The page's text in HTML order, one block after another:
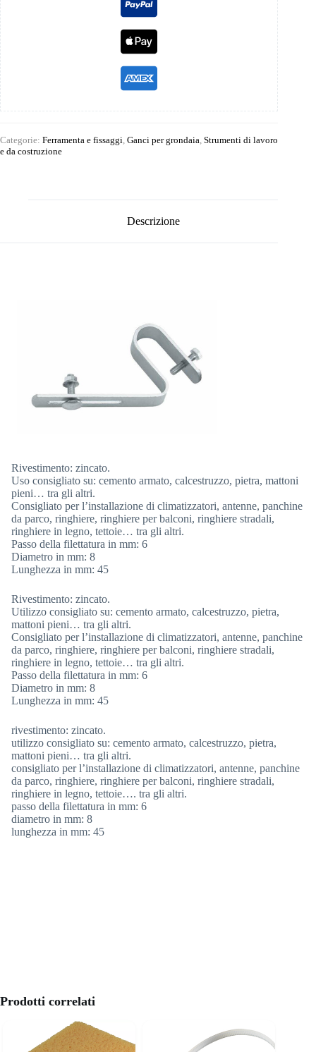
Categorie: Ferramenta e fissaggi, Ganci per grondaia, Strumenti di lavoro
e da costruzione
Descrizione
Rivestimento: zincato.
Uso consigliato su: cemento armato, calcestruzzo, pietra, mattoni
pieni… tra gli altri.
Consigliato per l’installazione di climatizzatori, antenne, panchine
da parco, ringhiere, ringhiere per balconi, ringhiere stradali,
ringhiere in legno, tettoie… tra gli altri.
Passo della filettatura in mm: 6
Diametro in mm: 8
Lunghezza in mm: 45
Rivestimento: zincato.
Utilizzo consigliato su: cemento armato, calcestruzzo, pietra,
mattoni pieni… tra gli altri.
Consigliato per l’installazione di climatizzatori, antenne, panchine
da parco, ringhiere, ringhiere per balconi, ringhiere stradali,
ringhiere in legno, tettoie… tra gli altri.
Passo della filettatura in mm: 6
Diametro in mm: 8
Lunghezza in mm: 45
rivestimento: zincato.
utilizzo consigliato su: cemento armato, calcestruzzo, pietra,
mattoni pieni… tra gli altri.
consigliato per l’installazione di climatizzatori, antenne, panchine
da parco, ringhiere, ringhiere per balconi, ringhiere stradali,
ringhiere in legno, tettoie…. tra gli altri.
passo della filettatura in mm: 6
diametro in mm: 8
lunghezza in mm: 45
Prodotti correlati